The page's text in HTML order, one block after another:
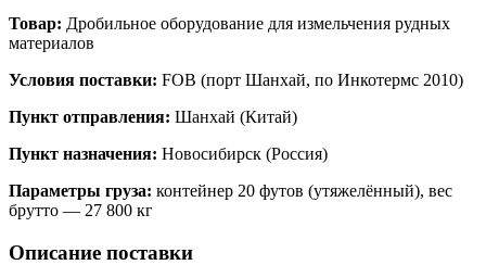
Товар: Дробильное оборудование для измельчения рудных
материалов
Условия поставки: FOB (порт Шанхай, по Инкотермс 2010)
Пункт отправления: Шанхай (Китай)
Пункт назначения: Новосибирск (Россия)
Параметры груза: контейнер 20 футов (утяжелённый), вес
брутто — 27 800 кг
Описание поставки